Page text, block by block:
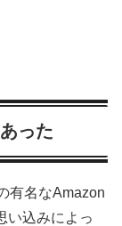
った
有名なAmazon
い込みによっ